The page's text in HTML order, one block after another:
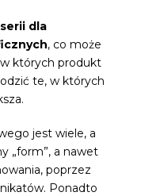
serii dla
, co może
w których produkt
te, w których
jest wiele, a
„form”, a nawet
poprzez
Ponadto